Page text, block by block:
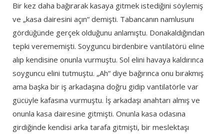
Bir kez daha bağırarak kasaya gitmek istediğini söylemiş
ve „kasa dairesini açın“ demişti. Tabancanın namlusunı
gördüğünde gerçek olduğunu anlamıştu. Donakaldığından
tepki verememişti. Soyguncu birdenbire vantilatörü eline
alıp kendisine onunla vurmuştu. Sol elini havaya kaldırınca
soyguncu elini tutmuştu. „Ah“ diye bağırınca onu bırakmış
ama başka bir iş arkadaşına doğru gidip vantilatörle var
gücüyle kafasına vurmuştu. İş arkadaşı anahtarı almış ve
onunla kasa dairesine gitmişti. Onunla kasa odasına
girdiğinde kendisi arka tarafa gitmişti, bir meslektaşı